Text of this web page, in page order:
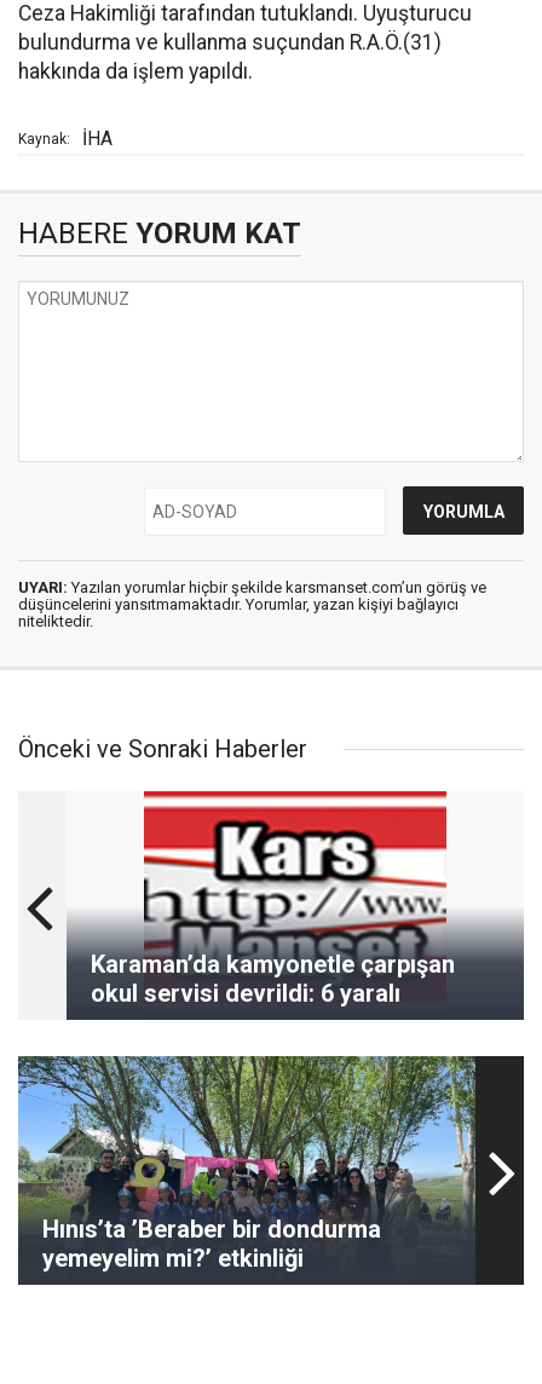
Ceza Hakimliği tarafından tutuklandı. Uyuşturucu
bulundurma ve kullanma suçundan R.A.Ö.(31)
hakkında da işlem yapıldı.
Kaynak: İHA
HABERE YORUM KAT
UYARI: Yazılan yorumlar hiçbir şekilde karsmanset.com’un görüş ve
düşüncelerini yansıtmamaktadır. Yorumlar, yazan kişiyi bağlayıcı
niteliktedir.
Önceki ve Sonraki Haberler
Karaman’da kamyonetle çarpışan
okul servisi devrildi: 6 yaralı
Hınıs’ta ’Beraber bir dondurma
yemeyelim mi?’ etkinliği